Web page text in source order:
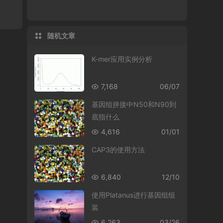
随机文章
K-mer应用实例分析
06/07
7,168
基因组拼接中N50和N90到
底指什么
01/01
4,616
CAP3的使用方法
12/10
6,840
使用Platanus进行基因组组
装